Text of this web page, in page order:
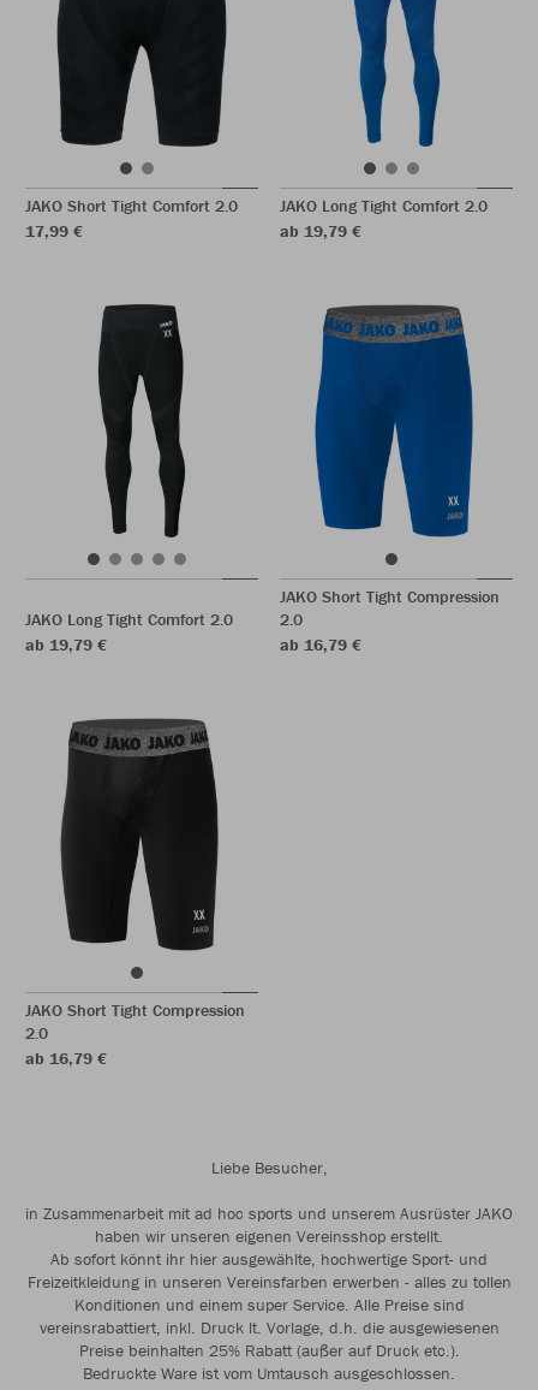
JAKO Short Tight Comfort 2.0
17,99 €
JAKO Long Tight Comfort 2.0
ab 19,79 €
JAKO Long Tight Comfort 2.0
ab 19,79 €
JAKO Short Tight Compression
2.0
ab 16,79 €
JAKO Short Tight Compression
2.0
ab 16,79 €
Liebe Besucher,
in Zusammenarbeit mit ad hoc sports und unserem Ausrüster JAKO
haben wir unseren eigenen Vereinsshop erstellt.
Ab sofort könnt ihr hier ausgewählte, hochwertige Sport- und
Freizeitkleidung in unseren Vereinsfarben erwerben - alles zu tollen
Konditionen und einem super Service. Alle Preise sind
vereinsrabattiert, inkl. Druck lt. Vorlage, d.h. die ausgewiesenen
Preise beinhalten 25% Rabatt (außer auf Druck etc.).
Bedruckte Ware ist vom Umtausch ausgeschlossen.